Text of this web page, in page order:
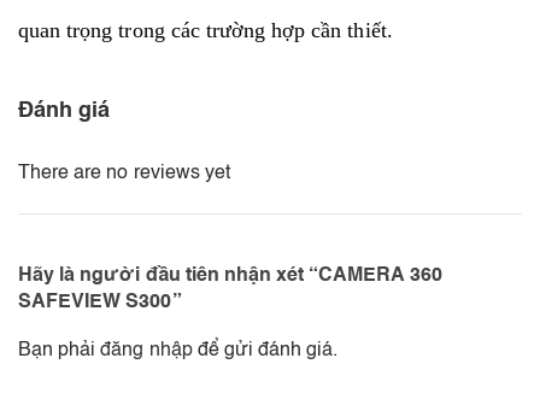
quan trọng trong các trường hợp cần thiết.
Đánh giá
There are no reviews yet
Hãy là người đầu tiên nhận xét “CAMERA 360
SAFEVIEW S300”
Bạn phảiđăng nhậpđể gửi đánh giá.